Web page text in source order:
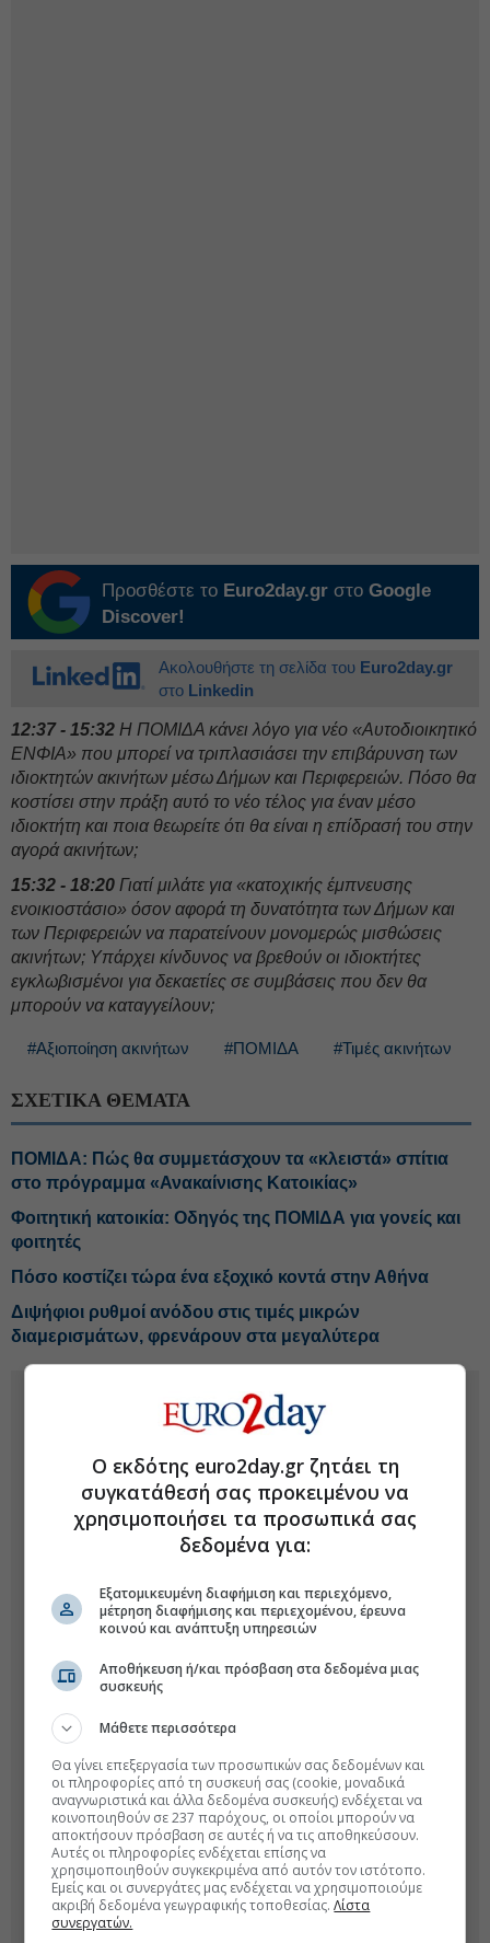
Προσθέστε το Euro2day.gr στο Google
Discover!
Ακολουθήστε τη σελίδα του Euro2day.gr
στο Linkedin
12:37 - 15:32 Η ΠΟΜΙΔΑ κάνει λόγο για νέο «Αυτοδιοικητικό
ΕΝΦΙΑ» που μπορεί να τριπλασιάσει την επιβάρυνση των
ιδιοκτητών ακινήτων μέσω Δήμων και Περιφερειών. Πόσο θα
κοστίσει στην πράξη αυτό το νέο τέλος για έναν μέσο
ιδιοκτήτη και ποια θεωρείτε ότι θα είναι η επίδρασή του στην
αγορά ακινήτων;
15:32 - 18:20 Γιατί μιλάτε για «κατοχικής έμπνευσης
ενοικιοστάσιο» όσον αφορά τη δυνατότητα των Δήμων και
των Περιφερειών να παρατείνουν μονομερώς μισθώσεις
ακινήτων; Υπάρχει κίνδυνος να βρεθούν οι ιδιοκτήτες
εγκλωβισμένοι για δεκαετίες σε συμβάσεις που δεν θα
μπορούν να καταγγείλουν;
#Αξιοποίηση ακινήτων #ΠΟΜΙΔΑ #Τιμές ακινήτων
ΣΧΕΤΙΚΑ ΘΕΜΑΤΑ
ΠΟΜΙΔΑ: Πώς θα συμμετάσχουν τα «κλειστά» σπίτια
στο πρόγραμμα «Ανακαίνισης Κατοικίας»
Φοιτητική κατοικία: Οδηγός της ΠΟΜΙΔΑ για γονείς και
φοιτητές
Πόσο κοστίζει τώρα ένα εξοχικό κοντά στην Αθήνα
Διψήφιοι ρυθμοί ανόδου στις τιμές μικρών
διαμερισμάτων, φρενάρουν στα μεγαλύτερα
Ο εκδότης euro2day.gr ζητάει τη
συγκατάθεσή σας προκειμένου να
χρησιμοποιήσει τα προσωπικά σας
δεδομένα για:
Εξατομικευμένη διαφήμιση και περιεχόμενο,
μέτρηση διαφήμισης και περιεχομένου, έρευνα
κοινού και ανάπτυξη υπηρεσιών
Αποθήκευση ή/και πρόσβαση στα δεδομένα μιας
συσκευής
Μάθετε περισσότερα
Θα γίνει επεξεργασία των προσωπικών σας δεδομένων και
οι πληροφορίες από τη συσκευή σας (cookie, μοναδικά
αναγνωριστικά και άλλα δεδομένα συσκευής) ενδέχεται να
κοινοποιηθούν σε 237 παρόχους, οι οποίοι μπορούν να
αποκτήσουν πρόσβαση σε αυτές ή να τις αποθηκεύσουν.
Αυτές οι πληροφορίες ενδέχεται επίσης να
χρησιμοποιηθούν συγκεκριμένα από αυτόν τον ιστότοπο.
Εμείς και οι συνεργάτες μας ενδέχεται να χρησιμοποιούμε
ακριβή δεδομένα γεωγραφικής τοποθεσίας.Λίστα
συνεργατών.